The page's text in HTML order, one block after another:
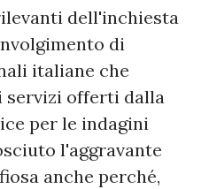
dell'inchiesta
di
italiane che
servizi offerti dalla
per le indagini
l'aggravante
anche perché,